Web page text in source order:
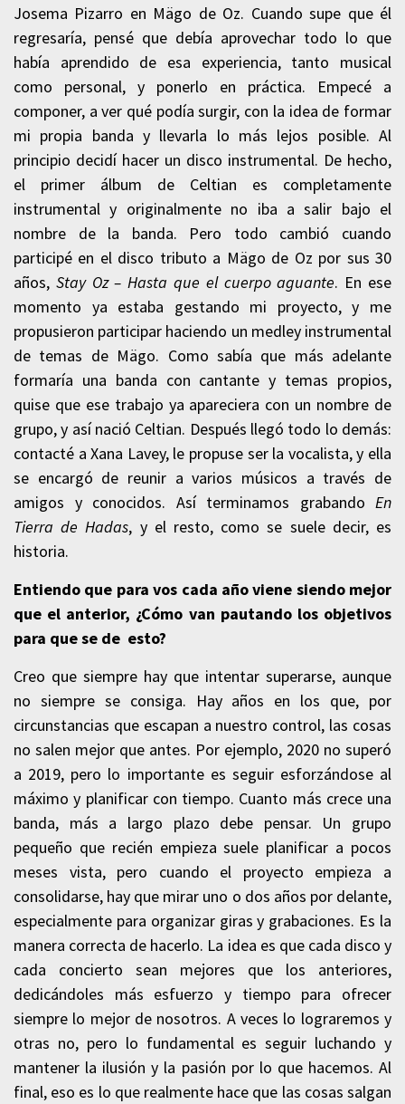
Josema Pizarro en Mägo de Oz. Cuando supe que él
regresaría, pensé que debía aprovechar todo lo que
había aprendido de esa experiencia, tanto musical
como personal, y ponerlo en práctica. Empecé a
componer, a ver qué podía surgir, con la idea de formar
mi propia banda y llevarla lo más lejos posible. Al
principio decidí hacer un disco instrumental. De hecho,
el primer álbum de Celtian es completamente
instrumental y originalmente no iba a salir bajo el
nombre de la banda. Pero todo cambió cuando
participé en el disco tributo a Mägo de Oz por sus 30
años, Stay Oz – Hasta que el cuerpo aguante. En ese
momento ya estaba gestando mi proyecto, y me
propusieron participar haciendo un medley instrumental
de temas de Mägo. Como sabía que más adelante
formaría una banda con cantante y temas propios,
quise que ese trabajo ya apareciera con un nombre de
grupo, y así nació Celtian. Después llegó todo lo demás:
contacté a Xana Lavey, le propuse ser la vocalista, y ella
se encargó de reunir a varios músicos a través de
amigos y conocidos. Así terminamos grabando En
Tierra de Hadas, y el resto, como se suele decir, es
historia.
Entiendo que para vos cada año viene siendo mejor
que el anterior, ¿Cómo van pautando los objetivos
para que se de esto?
Creo que siempre hay que intentar superarse, aunque
no siempre se consiga. Hay años en los que, por
circunstancias que escapan a nuestro control, las cosas
no salen mejor que antes. Por ejemplo, 2020 no superó
a 2019, pero lo importante es seguir esforzándose al
máximo y planificar con tiempo. Cuanto más crece una
banda, más a largo plazo debe pensar. Un grupo
pequeño que recién empieza suele planificar a pocos
meses vista, pero cuando el proyecto empieza a
consolidarse, hay que mirar uno o dos años por delante,
especialmente para organizar giras y grabaciones. Es la
manera correcta de hacerlo. La idea es que cada disco y
cada concierto sean mejores que los anteriores,
dedicándoles más esfuerzo y tiempo para ofrecer
siempre lo mejor de nosotros. A veces lo lograremos y
otras no, pero lo fundamental es seguir luchando y
mantener la ilusión y la pasión por lo que hacemos. Al
final, eso es lo que realmente hace que las cosas salgan